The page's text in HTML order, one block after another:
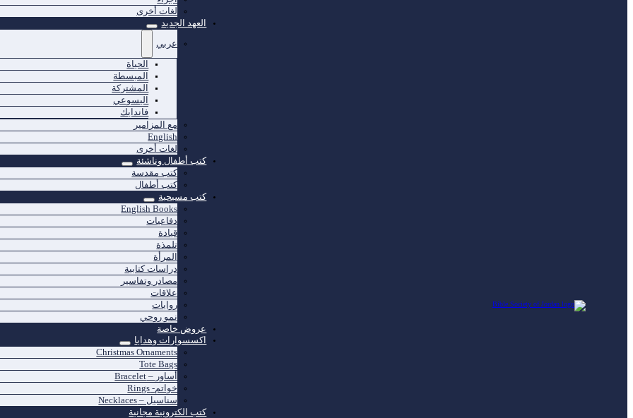
لغات أخرى
العهد الجديد
عربي
الحياة
المبسطة
المشتركة
اليسوعي
فاندايك
مع المزامير
English
لغات أخرى
كتب أطفال وناشئة
كتب مقدسة
كتب أطفال
كتب مسيحية
English Books
دفاعيات
قيادة
تلمذة
المرأة
دراسات كتابية
مصادر وتفاسير
علاقات
روايات
نمو روحي
عروض خاصة
اكسسوارات وهدايا
Christmas Ornaments
Tote Bags
أساور – Bracelet
خواتم- Rings
سناسيل – Necklaces
كتب الكترونية مجانية